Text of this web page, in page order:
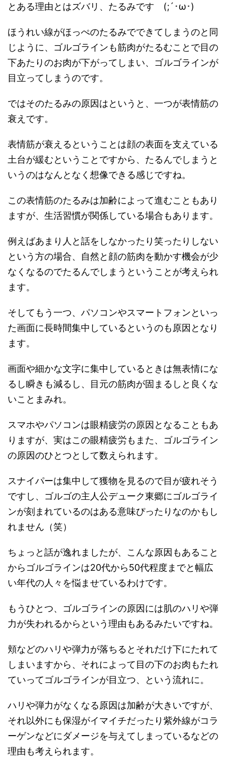
とある理由とはズバリ、たるみです (;´･ω･)
ほうれい線がほっぺのたるみでできてしまうのと同
じように、ゴルゴラインも筋肉がたるむことで目の
下あたりのお肉が下がってしまい、ゴルゴラインが
目立ってしまうのです。
ではそのたるみの原因はというと、一つが表情筋の
衰えです。
表情筋が衰えるということは顔の表面を支えている
土台が緩むということですから、たるんでしまうと
いうのはなんとなく想像できる感じですね。
この表情筋のたるみは加齢によって進むこともあり
ますが、生活習慣が関係している場合もあります。
例えばあまり人と話をしなかったり笑ったりしない
という方の場合、自然と顔の筋肉を動かす機会が少
なくなるのでたるんでしまうということが考えられ
ます。
そしてもう一つ、パソコンやスマートフォンといっ
た画面に長時間集中しているというのも原因となり
ます。
画面や細かな文字に集中しているときは無表情にな
るし瞬きも減るし、目元の筋肉が固まるしと良くな
いことまみれ。
スマホやパソコンは眼精疲労の原因となることもあ
りますが、実はこの眼精疲労もまた、ゴルゴライン
の原因のひとつとして数えられます。
スナイパーは集中して獲物を見るので目が疲れそう
ですし、ゴルゴの主人公デューク東郷にゴルゴライ
ンが刻まれているのはある意味ぴったりなのかもし
れません（笑）
ちょっと話が逸れましたが、こんな原因もあること
からゴルゴラインは20代から50代程度までと幅広
い年代の人々を悩ませているわけです。
もうひとつ、ゴルゴラインの原因には肌のハリや弾
力が失われるからという理由もあるみたいですね。
頬などのハリや弾力が落ちるとそれだけ下にたれて
しまいますから、それによって目の下のお肉もたれ
ていってゴルゴラインが目立つ、という流れに。
ハリや弾力がなくなる原因は加齢が大きいですが、
それ以外にも保湿がイマイチだったり紫外線がコラ
ーゲンなどにダメージを与えてしまっているなどの
理由も考えられます。